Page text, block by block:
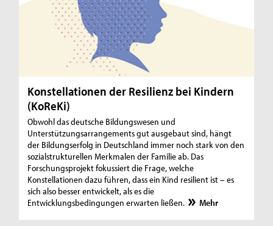
Konstellationen der Resilienz bei Kindern
(KoReKi)
Obwohl das deutsche Bildungswesen und
Unterstützungsarrangements gut ausgebaut sind, hängt
der Bildungserfolg in Deutschland immer noch stark von den
sozialstrukturellen Merkmalen der Familie ab. Das
Forschungsprojekt fokussiert die Frage, welche
Konstellationen dazu führen, dass ein Kind resilient ist – es
sich also besser entwickelt, als es die
Entwicklungsbedingungen erwarten ließen.
Mehr